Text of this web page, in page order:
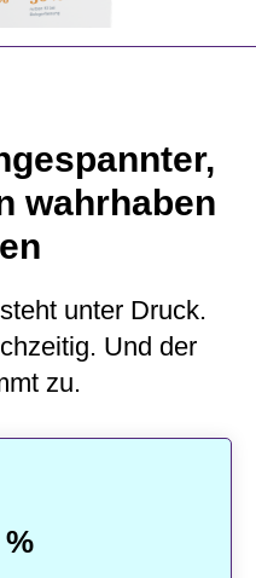
wahrhaben
unter Druck.
Und der
zu.